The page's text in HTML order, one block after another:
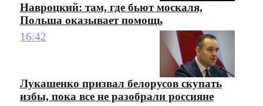
Навроцкий: там, где бьют москаля,
Польша оказывает помощь
16:42
Лукашенко призвал белорусов скупать
избы, пока все не разобрали россияне